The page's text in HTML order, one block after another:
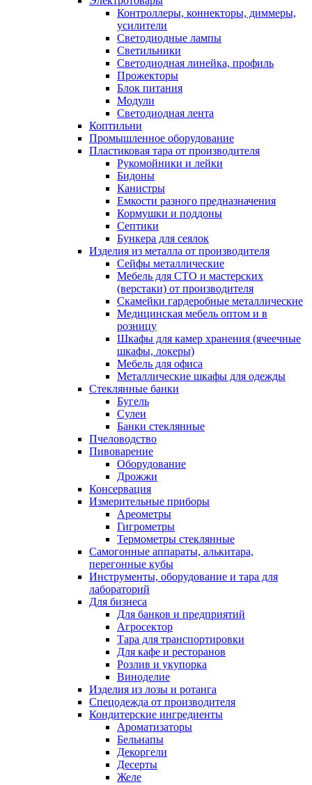
Контроллеры, коннекторы, диммеры,
усилители
Светодиодные лампы
Светильники
Светодиодная линейка, профиль
Прожекторы
Блок питания
Модули
Светодиодная лента
Коптильни
Промышленное оборудование
Пластиковая тара от производителя
Рукомойники и лейки
Бидоны
Канистры
Емкости разного предназначения
Кормушки и поддоны
Септики
Бункера для сеялок
Изделия из металла от производителя
Сейфы металлические
Мебель для СТО и мастерских
(верстаки) от производителя
Скамейки гардеробные металлические
Медицинская мебель оптом и в
розницу
Шкафы для камер хранения (ячеечные
шкафы, локеры)
Мебель для офиса
Металлические шкафы для одежды
Стеклянные банки
Бугель
Сулеи
Банки стеклянные
Пчеловодство
Пивоварение
Оборудование
Дрожжи
Консервация
Измерительные приборы
Ареометры
Гигрометры
Термометры стеклянные
Самогонные аппараты, алькитара,
перегонные кубы
Инструменты, оборудование и тара для
лабораторий
Для бизнеса
Для банков и предприятий
Агросектор
Тара для транспортировки
Для кафе и ресторанов
Розлив и укупорка
Виноделие
Изделия из лозы и ротанга
Спецодежда от производителя
Кондитерские ингредиенты
Ароматизаторы
Бельнапы
Декоргели
Десерты
Желe